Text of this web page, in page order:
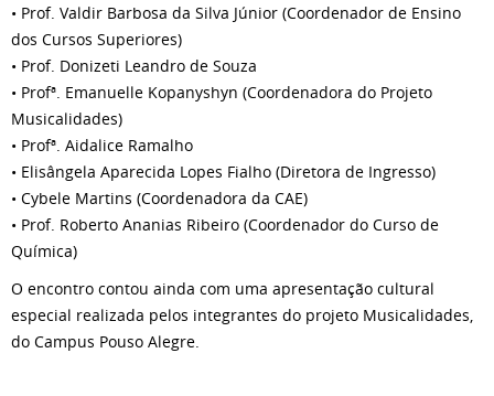
• Prof. Valdir Barbosa da Silva Júnior (Coordenador de Ensino
dos Cursos Superiores)
• Prof. Donizeti Leandro de Souza
• Profª. Emanuelle Kopanyshyn (Coordenadora do Projeto
Musicalidades)
• Profª. Aidalice Ramalho
• Elisângela Aparecida Lopes Fialho (Diretora de Ingresso)
• Cybele Martins (Coordenadora da CAE)
• Prof. Roberto Ananias Ribeiro (Coordenador do Curso de
Química)
O encontro contou ainda com uma apresentação cultural
especial realizada pelos integrantes do projeto Musicalidades,
do Campus Pouso Alegre.